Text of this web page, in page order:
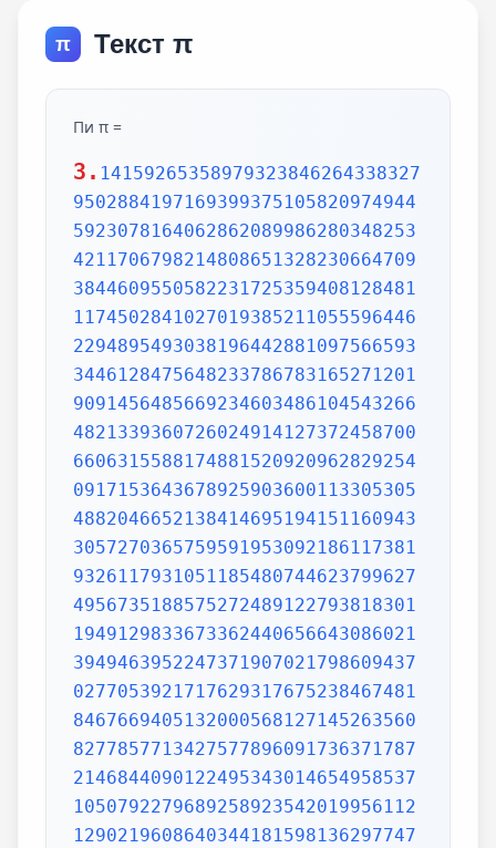
π Текст π
Пи π =
3. 1415926535897932384626433832795028841971693993751058209749445923078164062862089986280348253421170679821480865132823066470938446095505822317253594081284811174502841027019385211055596446229489549303819644288109756659334461284756482337867831652712019091456485669234603486104543266482133936072602491412737245870066063155881748815209209628292540917153643678925903600113305305488204665213841469519415116094330572703657595919530921861173819326117931051185480744623799627495673518857527248912279381830119491298336733624406566430860213949463952247371907021798609437027705392171762931767523846748184676694051320005681271452635608277857713427577896091736371787214684409012249534301465495853710507922796892589235420199561121290219608640344181598136297747713099605187072113499999983729780499510597317328160963185950244594553469083026425223082533446850352619311881710100031378387528865875332083814206171776691473035982534904287554687311595628638823537875937519577818577805321712268066130019278766111959092164201989380952572010654858632788659361533818279682303019520353018529689957736225994138912497217752834791315155748572424541506959508295331168617278558890750983817546374649393192550604009277016711390098488240128583616035637076601047101819429555961989467678374494482553797747268471040475346462080466842590694912933136770289891521047521620569660240580381501935112533824300355876402474964732639141992726042699227967823547816360093417216412199245863150302861829745557067498385054945885869269956909272107975093029553211653449872027559602364806654991198818347977535663698074265425278625518184175746728909777727938000816470600161452491921732172147723501414419735685481613611573525521334757418494684385233239073941433345477624168625189835694855620992192221842725502542568876717904946016534668049886272327917860857843838279679766814541009538837863609506800642251252051173929848960841284886269456042419652850222106611863067442786220391949450471237137869609563643719172874677646575739624138908658326459958133904780275900994657640789512694683983525957098258226205224894077267194782684826014769909026401363944374553050682034962524517493996514314298091906592509372216964615157098583874105978859597729754989301617539284681382686838689427741559918559252459539594310499725246808459872736446958486538367362226260991246080512438843904512441365497627807977156914359977001296160894416948685558484063534220722258284886481584560285060168427394522674676788952521385225499546667278239864565961163548862305774564980355936345681743241125150760694794510965960940252288797108931456691368672287489405601015033086179286809208747609178249385890097149096759852613655497818931297848216829989487226588048575640142704775551323796414515237462343645428584447952658678210511413547357395231134271661021359695362314429524849371871101457654035902799344037420073105785390621983874478084784896833214457138687519435064302184531910484810053706146806749192781911979399520614196634287544406437451237181921799983910159195618146751426912397489409071864942319615679452080951465502252316038819301420937621378559566389377870830390697920773467221825625996615014215030680384477345492026054146659252014974428507325186660021324340881907104863317346496514539057962685610055081066587969981635747363840525714591028970641401109712062804390397595156771577004203378699360072305587631763594218731251471205329281918261861258673215791984148488291644706095752706957220917567116722910981690915280173506712748583222871835209353965725121083579151369882091444210067510334671103141267111369908658516398315019701651511685171437657618351556508849099898599823873455283316355076479185358932261854896321329330898570642046752590709154814165498594616371802709819943099244889575712828905923233260972997120844335732654893823911932597463667305836041428138830320382490375898524374417029132765618093773444030707469211201913020330380197621101100449293215160842444859637669838952286847831235526582131449576857262433441893039686426243410773226978028073189154411010446823252716201052652272111660396665573092547110557853763466820653109896526918620564769312570586356620185581007293606598764861179104533488503461136576867532494416680396265797877185560845529654126654085306143444318586769751456614068007002378776591344017127494704205622305389945613140711270004078547332699390814546646458807972708266830634328587856983052358089330657574067954571637752542021149557615814002501262285941302164715509792592309907965473761255176567513575178296664547791745011299614890304639947132962107340437518957359614589019389713111790429782856475032031986915140287080859904801094121472213179476477726224142548545403321571853061422881375850430633217518297986622371721591607716692547487389866549494501146540628433663937900397692656721463853067360965712091807638327166416274888800786925602902284721040317211860820419000422966171196377921337575114959501566049631862947265473642523081770367515906735023507283540567040386743513622224771589150495309844489333096340878076932599397805419341447377441842631298608099888687413260472156951623965864573021631598193195167353812974167729478672422924654366800980676928238280689964004824354037014163149658979409243237896907069779422362508221688957383798623001593776471651228935786015881617557829735233446042815126272037343146531977774160319906655418763979293344195215413418994854447345673831624993419131814809277771038638773431772075456545322077709212019051660962804909263601975988281613323166636528619326686336062735676303544776280350450777235547105859548702790814356240145171806246436267945612753181340783303362542327839449753824372058353114771199260638133467768796959703098339130771098704085913374641442822772634659470474587847787201927715280731767907707157213444730605700733492436931138350493163128404251219256517980694113528013147013047816437885185290928545201165839341965621349143415956258658655705526904965209858033850722426482939728584783163057777560688876446248246857926039535277348030480290058760758251047470916439613626760449256274204208320856611906254543372131535958450687724602901618766795240616342522577195429162991930645537799140373404328752628889639958794757291746426357455254079091451357111369410911939325191076020825202618798531887705842972591677813149699009019211697173727847684726860849003377024242916513005005168323364350389517029893922334517220138128069650117844087451960121228599371623130171144484640903890644954440061986907548516026327505298349187407866808818338510228334508504860825039302133219715518430635455007668282949304137765527939751754613953984683393638304746119966538581538420568533862186725233402830871123282789212507712629463229563989898935821167456270102183564622013496715188190973038119800497340723961036854066431939509790190699639552453005450580685501956730229219139339185680344903982059551002263535361920419947455385938102343955449597783779023742161727111723643435439478221818528624085140066604433258885698670543154706965747458550332323342107301545940516553790686627333799585115625784322988273723198987571415957811196358330059408730681216028764962867446047746491599505497374256269010490377819868359381465741268049256487985561453723478673303904688383436346553794986419270563872931748723320837601123029911367938627089438799362016295154133714248928307220126901475466847653576164773794675200490757155527819653621323926406160136358155907422020203187277605277219005561484255518792530343513984425322341576233610642506390497500865627109535919465897514131034822769306247435363256916078154781811528436679570611086153315044521274739245449454236828860613408414863776700961207151249140430272538607648236341433462351897576645216413767969031495019108575984423919862916421939949072362346468441173940326591840443780513338945257423995082965912285085558215725031071257012668302402929525220118726767562204154205161841634847565169998116141010029960783869092916030288400269104140792886215078424516709087000699282120660418371806535567252532567532861291042487761825829765157959847035622262934860034158722980534989650226291748788202734209222245339856264766914905562842503912757710284027998066365825488926488025456610172967026640765590429099456815065265305371829412703369313785178609040708667114965583434347693385781711386455873678123014587687126603489139095620099393610310291616152881384379099042317473363948045759314931405297634757481193567091101377517210080315590248530906692037671922033229094334676851422144773793937517034436619910403375111735471918550464490263655128162288244625759163330391072253837421821408835086573917715096828874782656995995744906617583441375223970968340800535598491754173818839994469748676265516582765848358845314277568790029095170283529716344562129640435231176006651012412006597558512761785838292041974844236080071930457618932349229279650198751872127267507981255470958904556357921221033346697499235630254947802490114195212382815309114079073860251522742995818072471625916685451333123948049470791191532673430282441860414263639548000448002670496248201792896476697583183271314251702969234889627668440323260927524960357996469256504936818360900323809293459588970695365349406034021665443755890045632882250545255640564482465151875471196218443965825337543885690941130315095261793780029741207665147939425902989695946995565761218656196733786236256125216320862869222103274889218654364802296780705765615144632046927906821207388377814233562823608963208068222468012248261177185896381409183903673672220888321513755600372798394004152970028783076670944474560134556417254370906979396122571429894671543578468788614445812314593571984922528471605049221242470141214780573455105008019086996033027634787081081754501193071412233908663938339529425786905076431006383519834389341596131854347546495569781038293097164651438407007073604112373599843452251610507027056235266012764848308407611830130527932054274628654036036745328651057065874882256981579367897669742205750596834408697350201410206723585020072452256326513410559240190274216248439140359989535394590944070469120914093870012645600162374288021092764579310657922955249887275846101264836999892256959688159205600101655256375678